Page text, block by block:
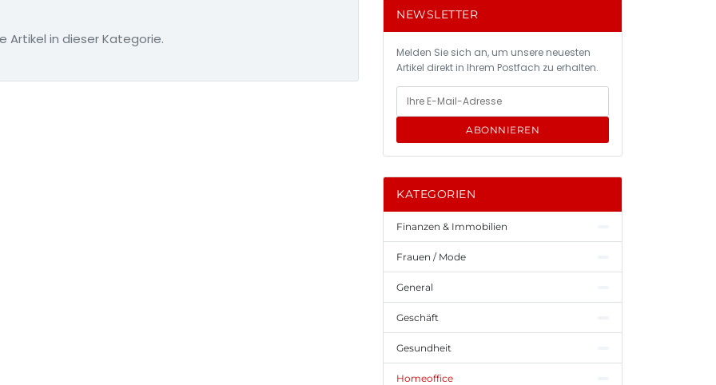
Artikel in dieser Kategorie.
NEWSLETTER
Melden Sie sich an, um unsere neuesten
Artikel direkt in Ihrem Postfach zu erhalten.
ABONNIEREN
KATEGORIEN
Finanzen & Immobilien
Frauen / Mode
General
Geschäft
Gesundheit
Homeoffice